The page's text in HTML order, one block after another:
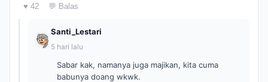
♥ 42 💬 Balas
Santi_Lestari
5 hari lalu
Sabar kak, namanya juga majikan, kita cuma
babunya doang wkwk.